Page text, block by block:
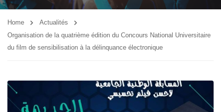
Home
Actualités
Organisation de la quatrième édition du Concours National Universitaire
du film de sensibilisation à la délinquance électronique